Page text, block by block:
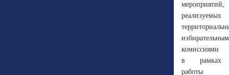
мероприятий,
реализуемых
комиссиями
в рамках
работы